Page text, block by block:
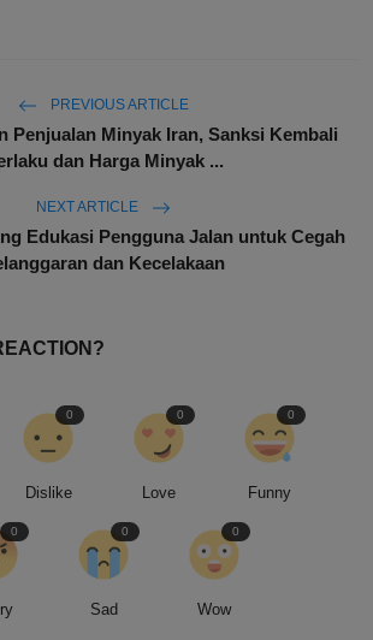
PREVIOUS ARTICLE
Penjualan Minyak Iran, Sanksi Kembali
dan Harga Minyak ...
NEXT ARTICLE
Edukasi Pengguna Jalan untuk Cegah
dan Kecelakaan
Dislike
0
Love
0
Funny
0
0
Sad
0
Wow
0